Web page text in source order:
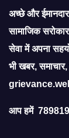
अच्छे और
सामाजिक
सेवा में अपना
भी खबर,
आप हमें